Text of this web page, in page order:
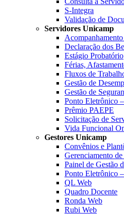
S-Integra
Validação de
Servidores Unicamp
Declaração dos
Estágio Probatório
Férias,
Fluxos de
Gestão de
Gestão de
Ponto Eletrônico
Prêmio PAEPE
Solicitação de
Vida Funcional
Gestores Unicamp
Convênios e
Gerenciamento de
Painel de Gestão
Ponto Eletrônico
QL Web
Quadro Docente
Ronda Web
Rubi Web